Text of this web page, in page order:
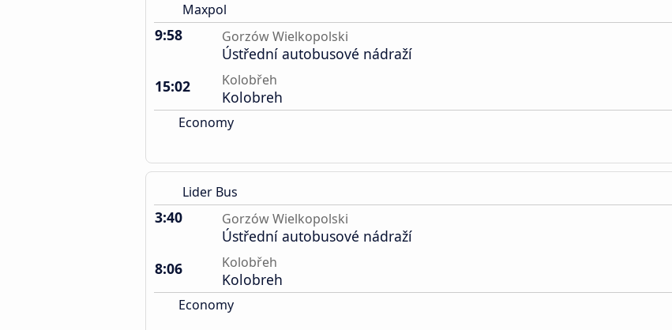
Maxpol
9:58 Gorzów Wielkopolski
Ústřední autobusové nádraží
15:02
Kolobřeh
Kolobreh
Economy
Lider Bus
3:40 Gorzów Wielkopolski
Ústřední autobusové nádraží
8:06
Kolobřeh
Kolobreh
Economy